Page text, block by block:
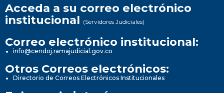
Acceda a su correo electrónico
institucional (Servidores Judiciales)
Correo electrónico institucional:
info@cendoj.ramajudicial.gov.co
Otros Correos electrónicos:
Directorio de Correos Electrónicos Institucionales